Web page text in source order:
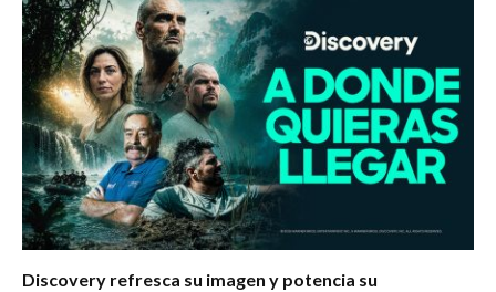
Discovery refresca su imagen y potencia su